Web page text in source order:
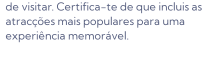
de visitar. Certifica-te de que incluis as
atracções mais populares para uma
experiência memorável.